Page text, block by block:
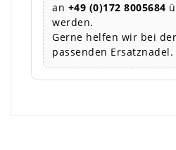
an +49 (0)172 8005684
werden.
Gerne helfen wir bei
passenden Ersatznadel.